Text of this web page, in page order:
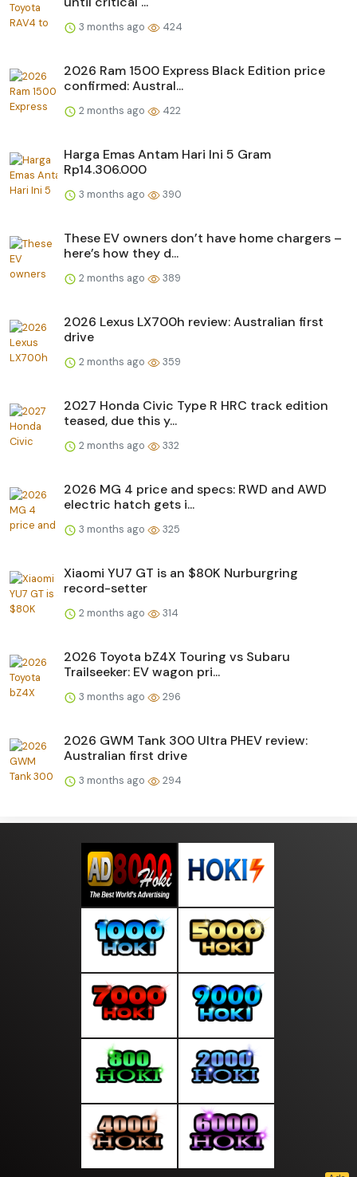
3 months ago 424
2026 Ram 1500 Express Black Edition price
confirmed: Austral...
2 months ago 422
Harga Emas Antam Hari Ini 5 Gram
Rp14.306.000
3 months ago 390
These EV owners don’t have home chargers –
here’s how they d...
2 months ago 389
2026 Lexus LX700h review: Australian first
drive
2 months ago 359
2027 Honda Civic Type R HRC track edition
teased, due this y...
2 months ago 332
2026 MG 4 price and specs: RWD and AWD
electric hatch gets i...
3 months ago 325
Xiaomi YU7 GT is an $80K Nurburgring
record-setter
2 months ago 314
2026 Toyota bZ4X Touring vs Subaru
Trailseeker: EV wagon pri...
3 months ago 296
2026 GWM Tank 300 Ultra PHEV review:
Australian first drive
3 months ago 294